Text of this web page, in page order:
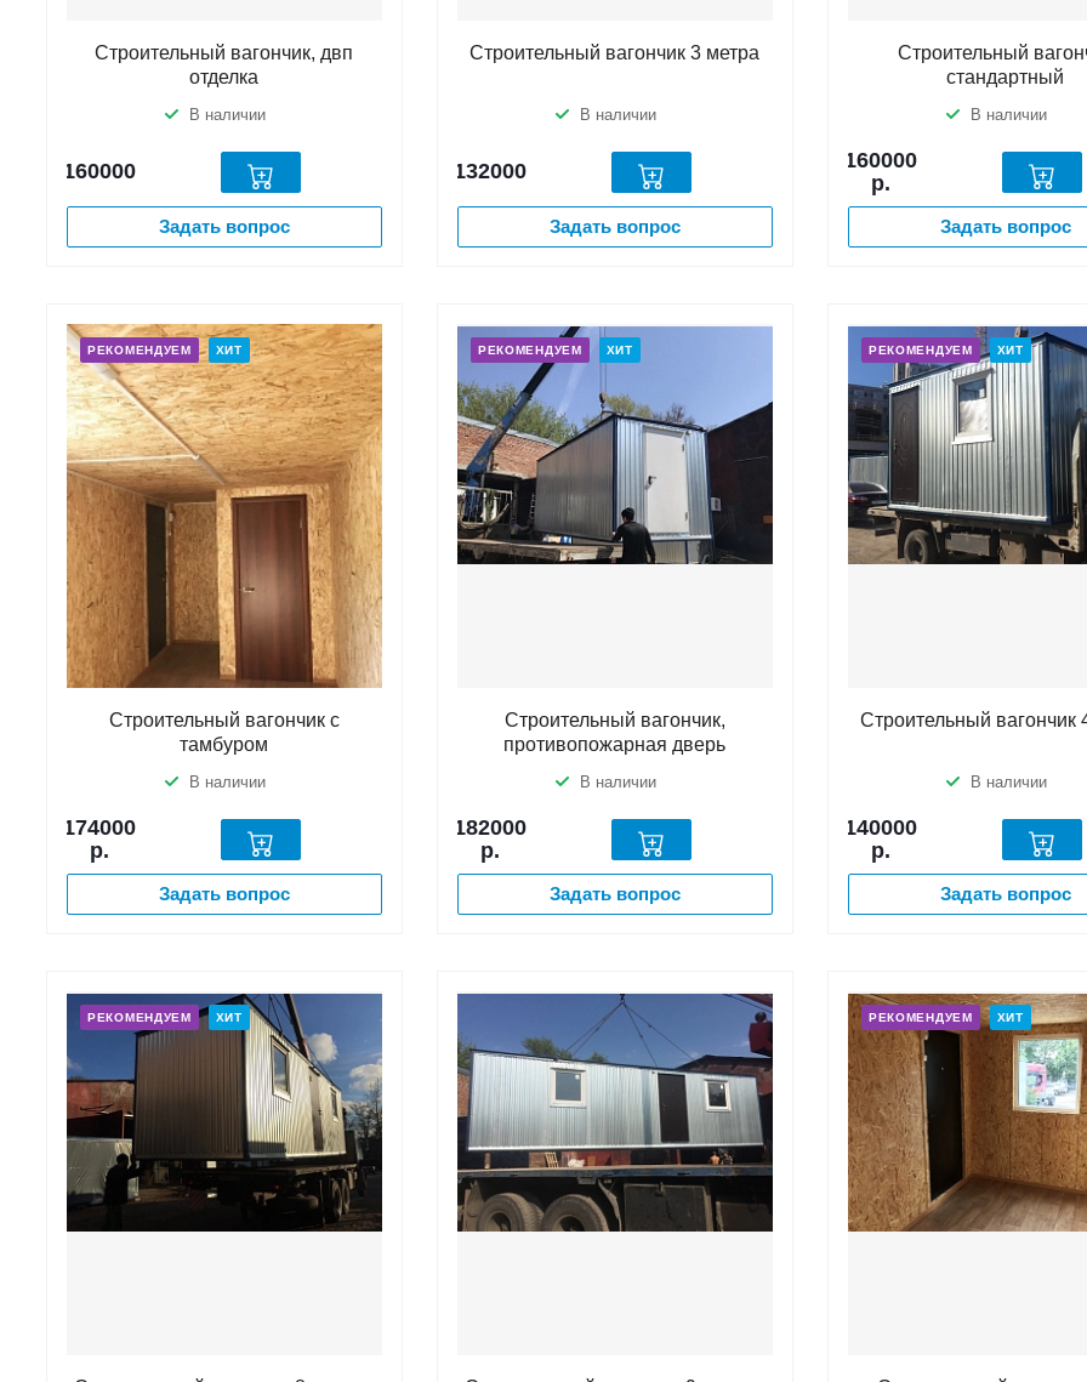
Строительный вагончик, двп
отделка
В наличии
160000
Задать вопрос
Строительный вагончик 3 метра
В наличии
132000
Задать вопрос
Строительный
стандартный
В наличии
160000
р.
Задать вопрос
РЕКОМЕНДУЕМ ХИТ
Строительный вагончик с
тамбуром
В наличии
174000
р.
Задать вопрос
РЕКОМЕНДУЕМ ХИТ
Строительный вагончик,
противопожарная дверь
В наличии
182000
р.
Задать вопрос
РЕКОМЕНДУЕМ ХИТ
Строительный вагончик
В наличии
140000
р.
Задать вопрос
РЕКОМЕНДУЕМ ХИТ РЕКОМЕНДУЕМ ХИТ